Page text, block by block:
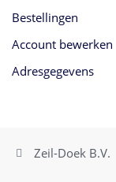
Bestellingen
Account bewerken
Adresgegevens
Zeil-Doek B.V.